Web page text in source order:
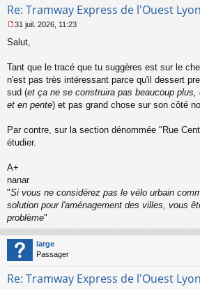
o
l
u
Re: Tramway Express de l'Ouest
e
s
g
e
n
n
u
31 juil. 2026, 11:23
Salut,
Tant que le tracé que tu suggères est sur le
n'est pas très intéressant parce qu'il dessert
sud (et ça ne se construira pas beaucoup plus,
et en pente) et pas grand chose sur son côté
Par contre, sur la section dénommée "Rue
étudier.
A+
nanar
"Si vous ne considérez pas le vélo urbain
solution pour l'aménagement des villes, vous
problème"
large
Passager
Re: Tramway Express de l'Ouest